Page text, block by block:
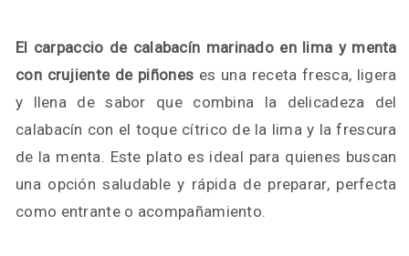
El carpaccio de calabacín marinado en lima y menta
con crujiente de piñones es una receta fresca, ligera
y llena de sabor que combina la delicadeza del
calabacín con el toque cítrico de la lima y la frescura
de la menta. Este plato es ideal para quienes buscan
una opción saludable y rápida de preparar, perfecta
como entrante o acompañamiento.